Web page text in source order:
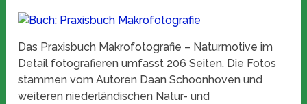
Das Praxisbuch Makrofotografie – Naturmotive im
Detail fotografieren umfasst 206 Seiten. Die Fotos
stammen vom Autoren Daan Schoonhoven und
weiteren niederländischen Natur- und